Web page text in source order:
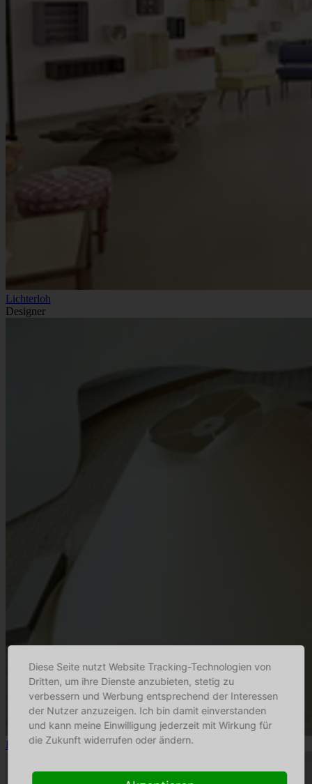
Lichterloh
Designer
Fitz Leuchtenmanufaktur
Diese Seite nutzt Website Tracking-Technologien von
Dritten, um ihre Dienste anzubieten, stetig zu
verbessern und Werbung entsprechend der Interessen
der Nutzer anzuzeigen. Ich bin damit einverstanden
und kann meine Einwilligung jederzeit mit Wirkung für
die Zukunft widerrufen oder ändern.